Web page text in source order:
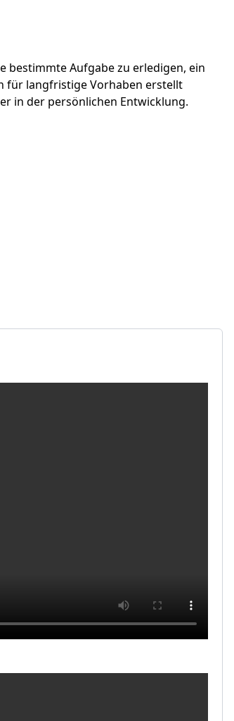
bestimmte Aufgabe zu erledigen, ein
für langfristige Vorhaben erstellt
in der persönlichen Entwicklung.